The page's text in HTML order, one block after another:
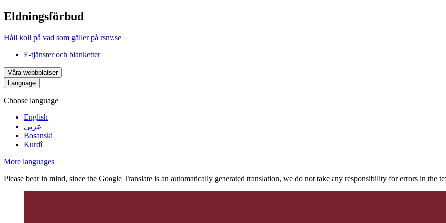
Eldningsförbud
Håll koll på vad som gäller på rsnv.se
E-tjänster och blanketter
Våra webbplatser
Language
Choose language
English
عربى
Bosanski
Kurdî
More languages
Please bear in mind, since the Google Translate is an automatically generated translation, we do not take any responsibility for errors in the